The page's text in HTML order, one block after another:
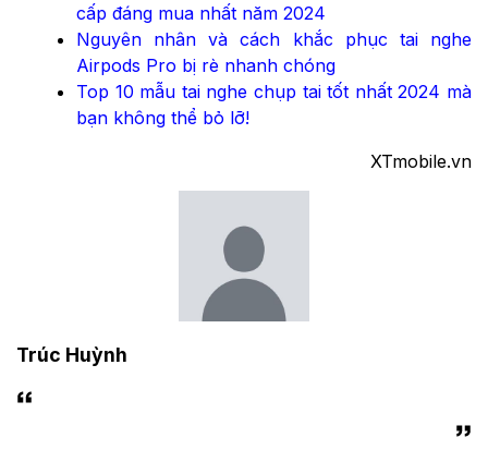
cấp đáng mua nhất năm 2024
Nguyên nhân và cách khắc phục tai nghe
Airpods Pro bị rè nhanh chóng
Top 10 mẫu tai nghe chụp tai tốt nhất 2024 mà
bạn không thể bỏ lỡ!
XTmobile.vn
Trúc Huỳnh